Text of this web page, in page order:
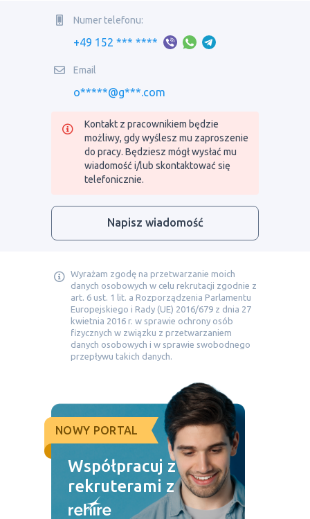
Numer telefonu:
+49 152 *** ****
Email
o*****@g***.com
Kontakt z pracownikiem będzie
możliwy, gdy wyślesz mu zaproszenie
do pracy. Będziesz mógł wysłać mu
wiadomość i/lub skontaktować się
telefonicznie.
Napisz wiadomość
Wyrażam zgodę na przetwarzanie moich
danych osobowych w celu rekrutacji zgodnie z
art. 6 ust. 1 lit. a Rozporządzenia Parlamentu
Europejskiego i Rady (UE) 2016/679 z dnia 27
kwietnia 2016 r. w sprawie ochrony osób
fizycznych w związku z przetwarzaniem
danych osobowych i w sprawie swobodnego
przepływu takich danych.
NOWY PORTAL
Współpracuj z
rekruterami z